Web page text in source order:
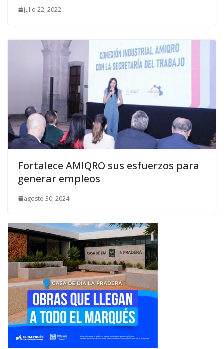
julio 22, 2022
Fortalece AMIQRO sus esfuerzos para
generar empleos
agosto 30, 2024